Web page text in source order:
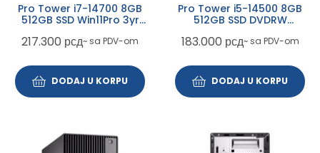
Pro Tower i7-14700 8GB
512GB SSD Win11Pro 3yr
217.300 рсд~ sa PDV-om
DODAJ U KORPU
Pro Tower i5-14500 8GB
512GB SSD DVDRW
183.000 рсд~ sa PDV-om
DODAJ U KORPU